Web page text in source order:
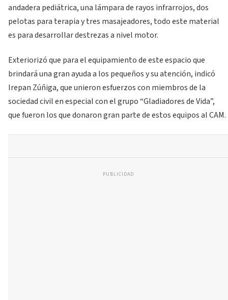
andadera pediátrica, una lámpara de rayos infrarrojos, dos
pelotas para terapia y tres masajeadores, todo este material
es para desarrollar destrezas a nivel motor.
Exteriorizó que para el equipamiento de este espacio que
brindará una gran ayuda a los pequeños y su atención, indicó
Irepan Zúñiga, que unieron esfuerzos con miembros de la
sociedad civil en especial con el grupo “Gladiadores de Vida”,
que fueron los que donaron gran parte de estos equipos al CAM.
PUBLICIDAD